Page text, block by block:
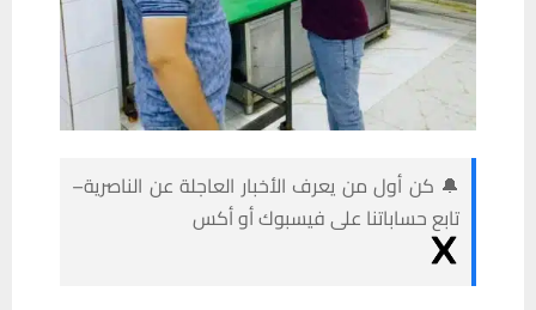
🔔 كن أول من يعرف الأخبار العاجلة عن الناصرية–
تابع حساباتنا على فيسبوك أو أكس